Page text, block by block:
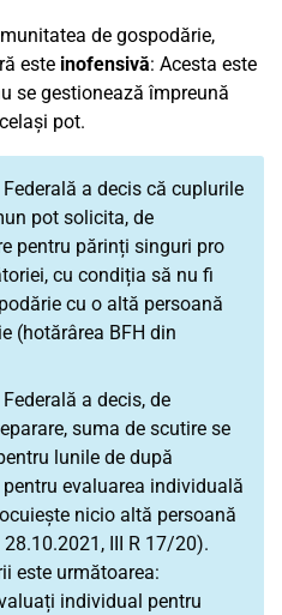
de gospodărie,
este inofensivă: Acesta este
se gestionează împreună
pot.
a decis că cuplurile
pot solicita, de
pentru părinți singuri pro
cu condiția să nu fi
cu o altă persoană
(hotărârea BFH din
a decis, de
suma de scutire se
lunile de după
evaluarea individuală
nicio altă persoană
III R 17/20).
este următoarea:
individual pentru